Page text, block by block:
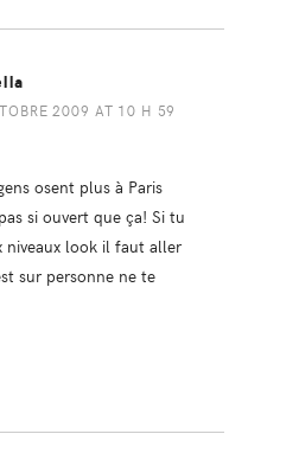
2009 AT 10 H 59
osent plus à Paris
si ouvert que ça! Si tu
niveaux look il faut aller
sur personne ne te